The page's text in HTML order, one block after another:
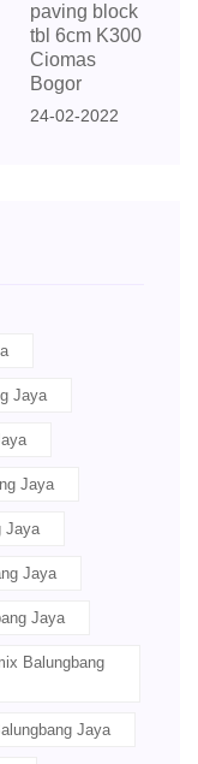
paving block
tbl 6cm K300
Ciomas
Bogor
24-02-2022
Jaya
Jaya
Jaya
Jaya
Jaya
Balungbang
Jaya